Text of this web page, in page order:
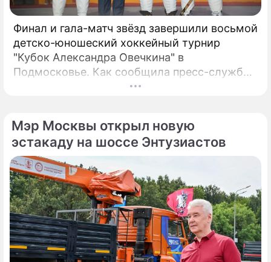
Финал и гала-матч звёзд завершили восьмой
детско-юношеский хоккейный турнир
"Кубок Александра Овечкина" в
Подмосковье. Как сообщила пресс-служба
регионального правительства, губернатор
на «Арене Мытищи».
Мэр Москвы открыл новую
эстакаду на шоссе Энтузиастов